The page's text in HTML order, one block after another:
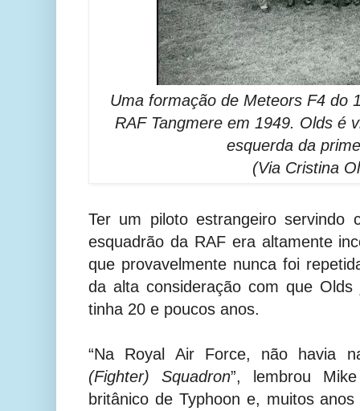
Uma formação de Meteors F4 do
RAF Tangmere em 1949. Olds é
esquerda da
(Via Cristina
Ter um piloto estrangeiro servindo
esquadrão da RAF era altamente
que provavelmente nunca foi
da alta consideração com que
tinha 20 e poucos anos.
“Na Royal Air Force, não havia
(Fighter) Squadron”, lembrou
britânico de Typhoon e, muitos